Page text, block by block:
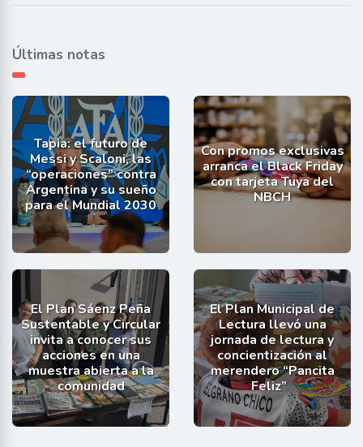
Últimas notas
Tapia: el futuro de
Messi y Scaloni, las
“operaciones” contra
Argentina y su sueño
para el Mundial 2030
Con promos exclusivas
arranca el Black Friday
con tarjeta Tuya del
NBCH
El Plan Sáenz Peña
Sustentable y Circular
invita a conocer sus
acciones en una
muestra abierta a la
comunidad
El Plan Municipal de
Lectura llevó una
jornada de lectura y
concientización al
merendero “Pancita
Feliz”